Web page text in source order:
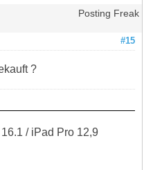
Posting Freak
#15
?
/ iPad Pro 12,9